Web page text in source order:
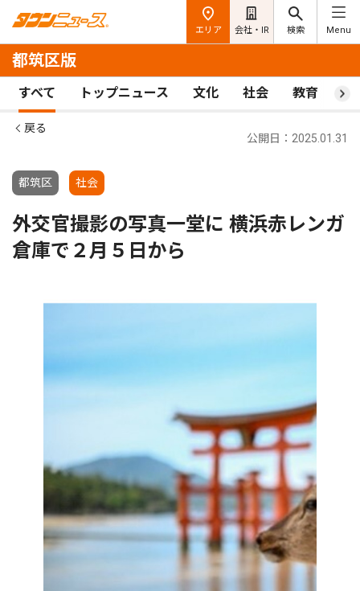
エリア 会社・IR 検索 Menu
都筑区版
すべて トップニュース 文化 社会 教育 ス
戻る
都筑区 社会
公開日：2025.01.31
外交官撮影の写真一堂に 横浜赤レンガ
倉庫で２月５日から